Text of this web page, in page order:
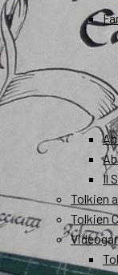
Il
Tolkien
Tolkien